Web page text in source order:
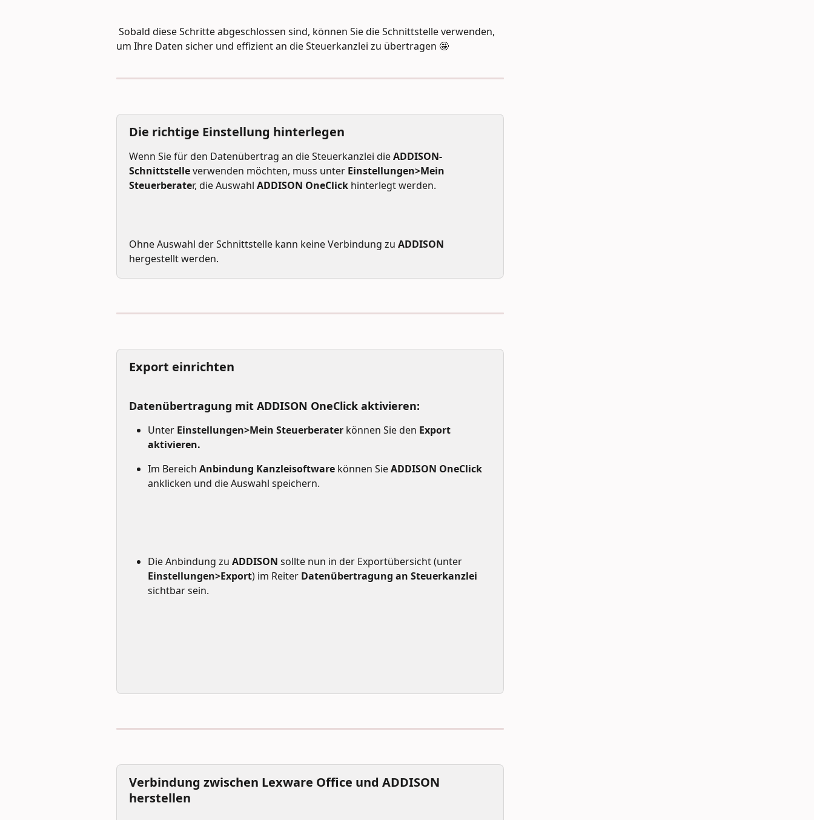
um Ihre Daten sicher und effizient an die Steuerkanzlei zu übertragen 🤩
Die richtige Einstellung hinterlegen
Wenn Sie für den Datenübertrag an die Steuerkanzlei die ADDISON-
Schnittstelle verwenden möchten, muss unter Einstellungen>Mein
Steuerberater, die Auswahl ADDISON OneClick hinterlegt werden.
Ohne Auswahl der Schnittstelle kann keine Verbindung zu ADDISON
hergestellt werden.
Export einrichten
Datenübertragung mit ADDISON OneClick aktivieren:
Unter Einstellungen>Mein Steuerberater können Sie den Export
aktivieren.
Im Bereich Anbindung Kanzleisoftware können Sie ADDISON OneClick
anklicken und die Auswahl speichern.
Die Anbindung zu ADDISON sollte nun in der Exportübersicht (unter
Einstellungen>Export) im Reiter Datenübertragung an Steuerkanzlei
sichtbar sein.
Verbindung zwischen Lexware Office und ADDISON
herstellen